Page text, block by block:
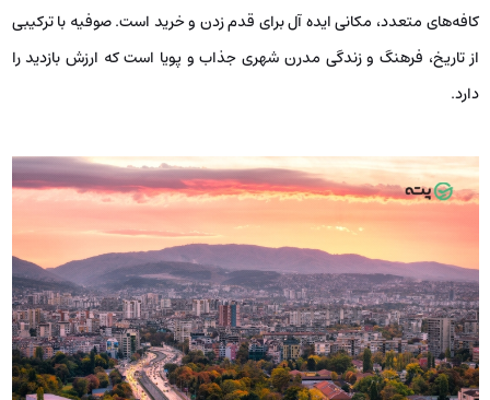
کافه‌های متعدد، مکانی ایده آل برای قدم زدن و خرید است. صوفیه با ترکیبی
از تاریخ، فرهنگ و زندگی مدرن شهری جذاب و پویا است که ارزش بازدید را
دارد.